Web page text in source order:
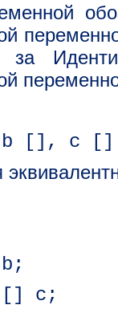
за
b [], c
c;